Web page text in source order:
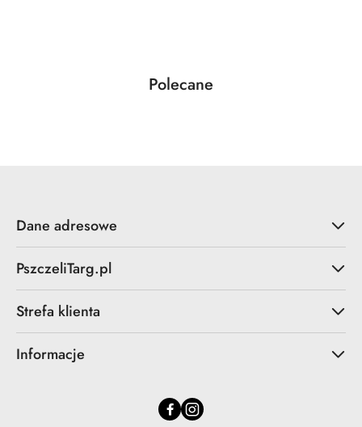
Pomiń karuzelę produktów
Produkty
Polecane
Dane adresowe
PszczeliTarg.pl
Strefa klienta
Informacje